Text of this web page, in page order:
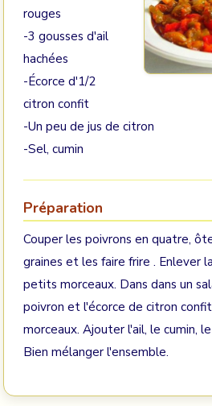
rouges
-3 gousses d'ail
hachées
-Écorce d'1/2
citron confit
-Un peu de jus de citron
-Sel, cumin
Préparation
Couper les poivrons en quatre,
graines et les faire frire . Enlever
petits morceaux. Dans dans un
poivron et l'écorce de citron
morceaux. Ajouter l'ail, le cumin,
Bien mélanger l'ensemble.